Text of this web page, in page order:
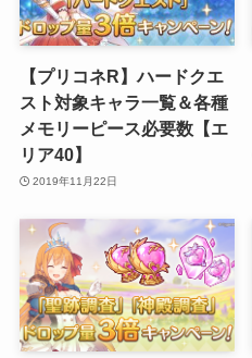
【プリコネR】ハードクエ
スト対象キャラ一覧＆各種
メモリーピース必要数【エ
リア40】
2019年11月22日